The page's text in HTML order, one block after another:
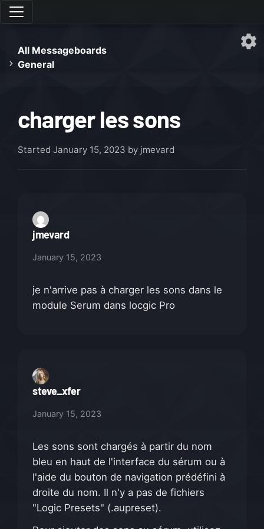
All Messageboards
General
charger les sons
Started January 15, 2023 by jmevard
jmevard
January 15, 2023
je n'arrive pas à charger les sons dans le
module Serum dans locgic Pro
steve_xfer
January 15, 2023
Les sons sont chargés à partir du nom
bleu en haut de l'interface du sérum ou à
l'aide du bouton de navigation prédéfini à
droite du nom. Il n'y a pas de fichiers
"Logic Presets" (.aupreset).